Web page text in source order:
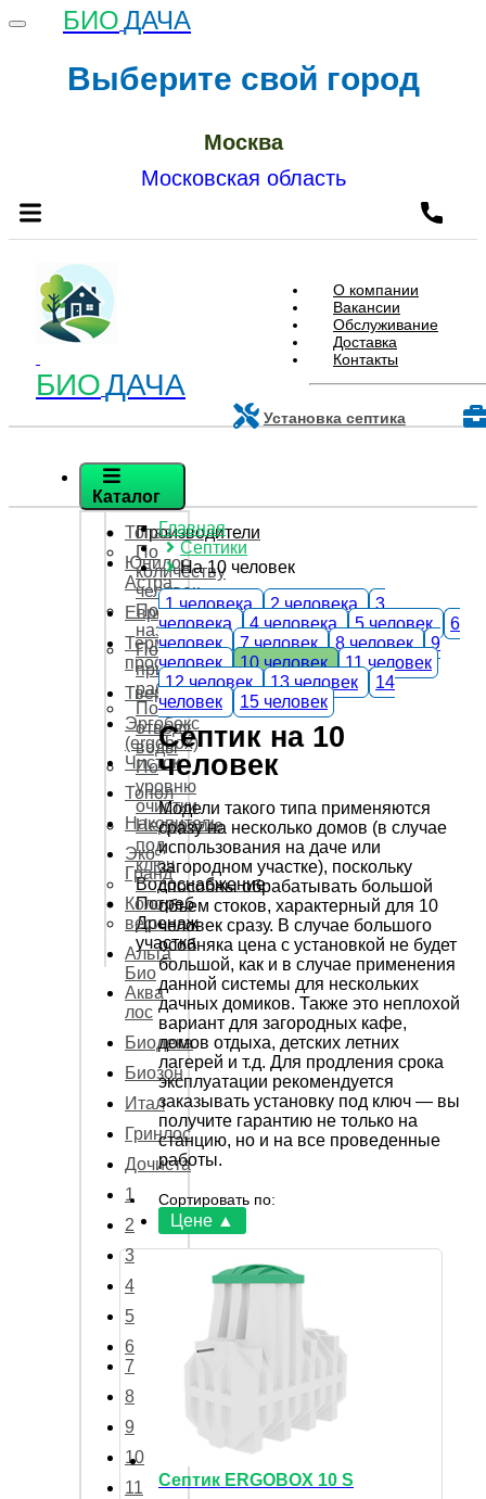
Выберите свой город
Москва
Московская область
БИОДАЧА
БИОДАЧА
О компании
Вакансии
Обслуживание
Доставка
Контакты
Установка септика
Каталог
Производители
По
количеству
человек
По
назначению
По
принципу
работы
По
отводу
воды
По
уровню
очистки
Недорогие
под
ключ
Водоснабжение
Погреб
Дренаж
участка
Топаз
Юнилос
Астра
Евролос
Термит
профи
Тверь
Эргобокс
(ergobox)
Чисток
Топол
Накопитель
Эко-
Гранд
Коло
веси
Альта
Био
Аква
лос
Биодека
Биозон
Итал
Гринлос
Дочиста
1
2
3
4
5
6
7
8
9
10
11
Главная
Септики
На 10 человек
1 человека
2 человека
3
человека
4 человека 5 человек
6
человек
7 человек 8 человек
9
человек
10 человек
11 человек
12 человек
13 человек
14
человек
15 человек
Септик на 10
человек
Модели такого типа применяются
сразу на несколько домов (в случае
использования на даче или
загородном участке), поскольку
способны обрабатывать большой
объем стоков, характерный для 10
человек сразу. В случае большого
особняка цена с установкой не будет
большой, как и в случае применения
данной системы для нескольких
дачных домиков. Также это неплохой
вариант для загородных кафе,
домов отдыха, детских летних
лагерей и т.д. Для продления срока
эксплуатации рекомендуется
заказывать установку под ключ — вы
получите гарантию не только на
станцию, но и на все проведенные
работы.
Сортировать по:
Цене ▲
Септик ERGOBOX 10 S